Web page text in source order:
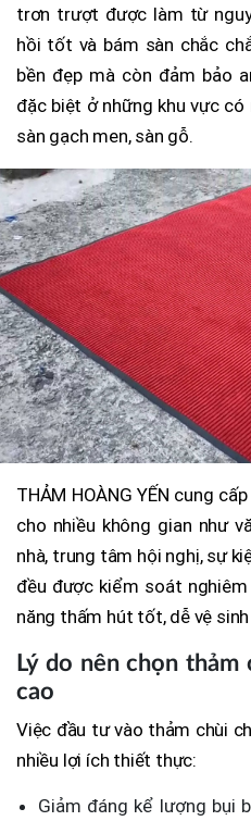
trơn trượt được làm từ
hồi tốt và bám sàn chắc
bền đẹp mà còn đảm bảo
đặc biệt ở những khu vực
sàn gạch men, sàn gỗ.
THẢM HOÀNG YẾN cung
cho nhiều không gian như
nhà, trung tâm hội nghị, sự
đều được kiểm soát
năng thấm hút tốt, dễ vệ
Lý do nên chọn
cao
Việc đầu tư vào thảm chùi
nhiều lợi ích thiết thực:
Giảm đáng kể lượng bụi